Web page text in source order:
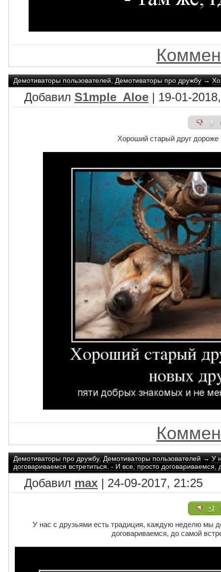
Демотиваторы пользователей,Демотиваторы про дружбу→
Добавил S1mple_Aloe | 19-01-
0
Хороший старый друг дороже
Демотиваторы про дружбу,Демотиваторы пользователей→У
договариваемся встретиться. - И все, просто
Добавил max | 24-09-2017, 21:25
+2
У нас с друзьями есть традиция, каждую неделю мы
договариваемся, до самой